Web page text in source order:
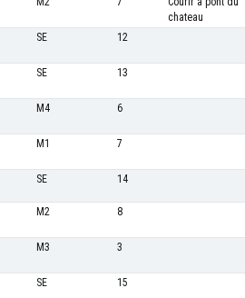
chateau
SE 12
SE 13
M4 6
M1 7
SE 14
M2 8
M3 3
SE 15